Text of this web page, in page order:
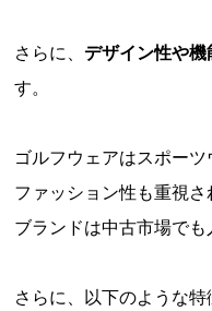
さらに、デザイン性や
す。
ゴルフウェアはスポーツ
ファッション性も重視
ブランドは中古市場でも
さらに、以下のような